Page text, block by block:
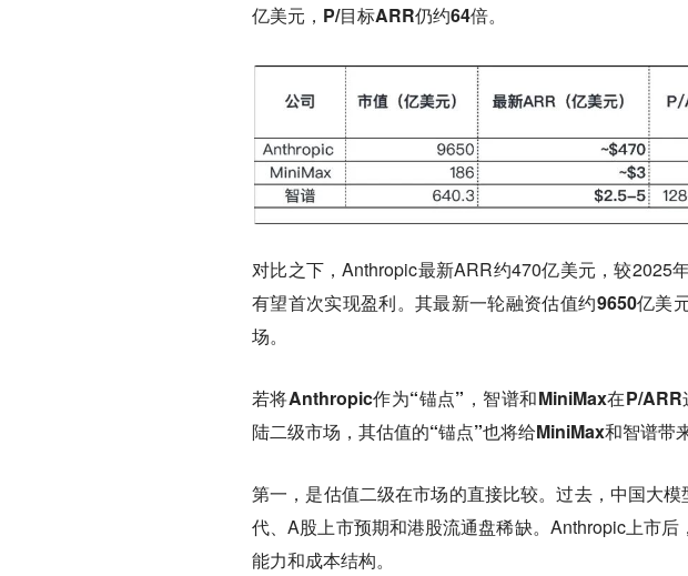
亿美元， P/目标ARR仍约64倍。
对比之下，Anthropic最新ARR约470亿美元，较2025
有望首次实现盈利。其最新一轮融资估值约9650亿美
场。
若将Anthropic作为“锚点”，智谱和MiniMax在P/
陆二级市场，其估值的“锚点”也将给MiniMax和智谱带
第一，是估值二级在市场的直接比较。过去，中国大
代、A股上市预期和港股流通盘稀缺。Anthropic上市
能力和成本结构。